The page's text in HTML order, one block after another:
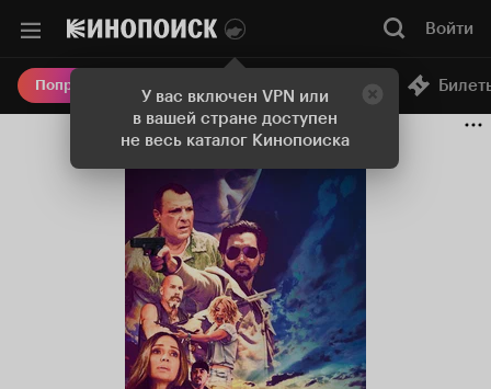
У вас включен VPN или
в вашей стране доступен
не весь каталог Кинопоиска
Войти
Попробовать Плюс Онлайн-кинотеатр